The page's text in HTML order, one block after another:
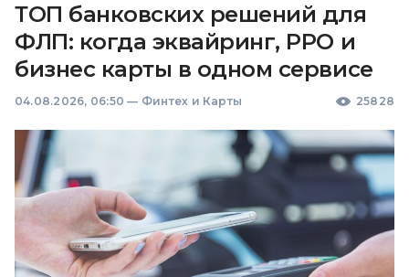
ТОП банковских решений для
ФЛП: когда эквайринг, РРО и
бизнес карты в одном сервисе
04.08.2026, 06:50 — Финтех и Карты 25828